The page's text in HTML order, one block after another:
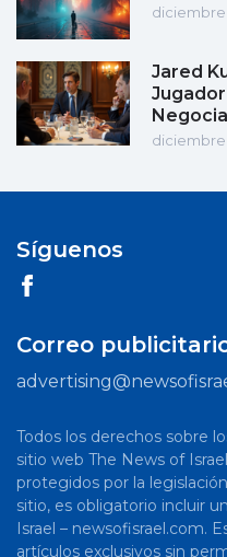
diciembre
Jared
diciembre
Síguenos
Correo
Todos los derechos sobre
sitio web The News of
protegidos por la
sitio, es obligatorio incluir
Israel – newsofisrael.com.
artículos exclusivos sin